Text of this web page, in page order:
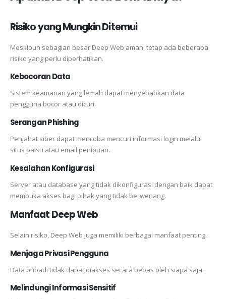
Risiko yang Mungkin Ditemui
Meskipun sebagian besar Deep Web aman, tetap ada beberapa
risiko yang perlu diperhatikan.
Kebocoran Data
Sistem keamanan yang lemah dapat menyebabkan data
pengguna bocor atau dicuri.
Serangan Phishing
Penjahat siber dapat mencoba mencuri informasi login melalui
situs palsu atau email penipuan.
Kesalahan Konfigurasi
Server atau database yang tidak dikonfigurasi dengan baik dapat
membuka akses bagi pihak yang tidak berwenang.
Manfaat Deep Web
Selain risiko, Deep Web juga memiliki berbagai manfaat penting.
Menjaga Privasi Pengguna
Data pribadi tidak dapat diakses secara bebas oleh siapa saja.
Melindungi Informasi Sensitif